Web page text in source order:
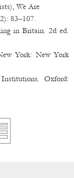
We Are
83–107.
in Britain. 2d ed.
York: New York
Oxford: